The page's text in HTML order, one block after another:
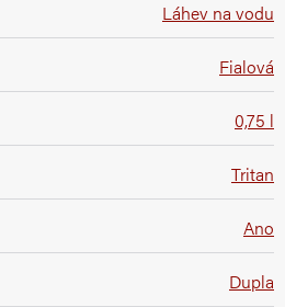
Láhev na vodu
Fialová
0,75 l
Tritan
Ano
Dupla